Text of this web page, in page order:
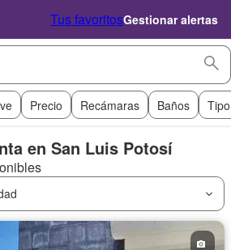
Tus favoritosGestionar alertas
Precio Recámaras Baños
en San Luis Potosí